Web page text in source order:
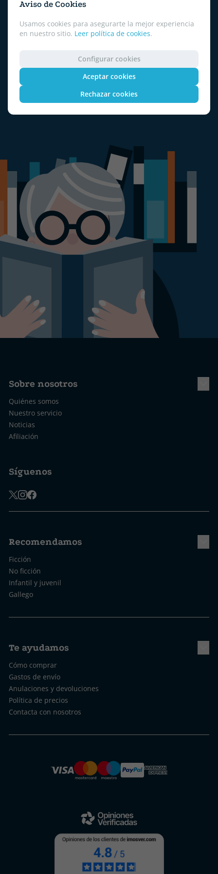
Aviso de Cookies
Usamos cookies para asegurarte la mejor experiencia
en nuestro sitio. Leer política de cookies.
Configurar cookies
Aceptar cookies
Rechazar cookies
He leído y acepto la política de privacidad
Responsable del tratamiento: Serlogal 2.0 S.L.;
Destinatarios: No se prevén cesiones de datos
a empresas ajenas a nuestro grupo.
Derechos: Acceso, Rectificación, Limitación,
Se puede consultar la información detallada en
nuestraPolítica de privacidad
Sobre nosotros
Quiénes somos
Nuestro servicio
Noticias
Afiliación
Síguenos
Recomendamos
Ficción
No ficción
Infantil y juvenil
Gallego
Te ayudamos
Cómo comprar
Gastos de envío
Anulaciones y devoluciones
Política de precios
Contacta con nosotros